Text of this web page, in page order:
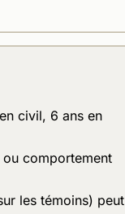
civil, 6 ans en
comportement
les témoins) peut